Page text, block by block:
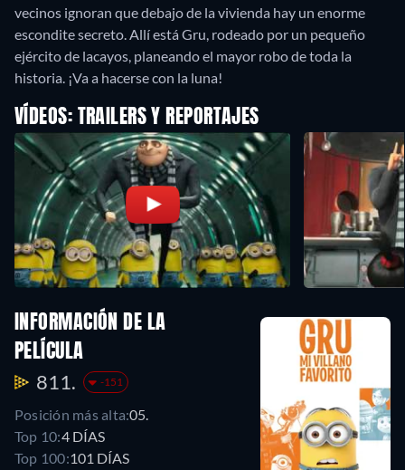
vecinos ignoran que debajo de la vivienda hay un enorme
escondite secreto. Allí está Gru, rodeado por un pequeño
ejército de lacayos, planeando el mayor robo de toda la
historia. ¡Va a hacerse con la luna!
VÍDEOS: TRAILERS Y REPORTAJES
INFORMACIÓN DE LA
PELÍCULA
811. -151
Posición más alta:05.
Top 10:4 DÍAS
Top 100:101 DÍAS